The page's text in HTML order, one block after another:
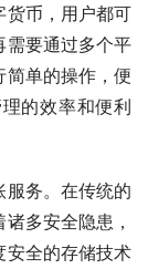
货币，用户都可
需要通过多个平
简单的操作，便
的效率和便利
务。在传统的
多安全隐患，
安全的存储技术